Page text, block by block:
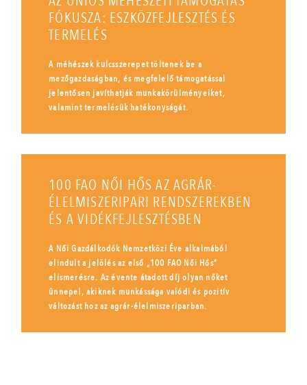
FÓKUSZA: ESZKÖZFEJLESZTÉS ÉS
TERMELÉS
A méhészek kulcsszerepet töltenek be a
mezőgazdaságban, és megfelelő támogatással
jelentősen javíthatják munkakörülményeiket,
valamint termelésük hatékonyságát.
100 FAO NŐI HŐS AZ AGRÁR-
ÉLELMISZERIPARI RENDSZEREKBEN
ÉS A VIDÉKFEJLESZTÉSBEN
A Női Gazdálkodók Nemzetközi Éve alkalmából
elindult a jelölés az első „100 FAO Női Hős”
elismerésre. Az évente átadott díj olyan nőket
ünnepel, akiknek munkássága valódi és pozitív
változást hoz az agrár-élelmiszeriparban.